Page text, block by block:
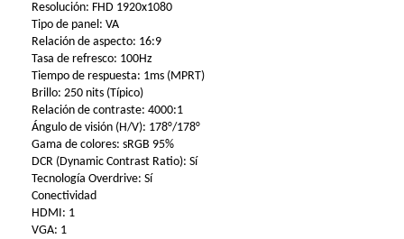
Resolución: FHD 1920x1080
Tipo de panel: VA
Relación de aspecto: 16:9
Tasa de refresco: 100Hz
Tiempo de respuesta: 1ms (MPRT)
Brillo: 250 nits (Típico)
Relación de contraste: 4000:1
Ángulo de visión (H/V): 178°/178°
Gama de colores: sRGB 95%
DCR (Dynamic Contrast Ratio): Sí
Tecnología Overdrive: Sí
Conectividad
HDMI: 1
VGA: 1